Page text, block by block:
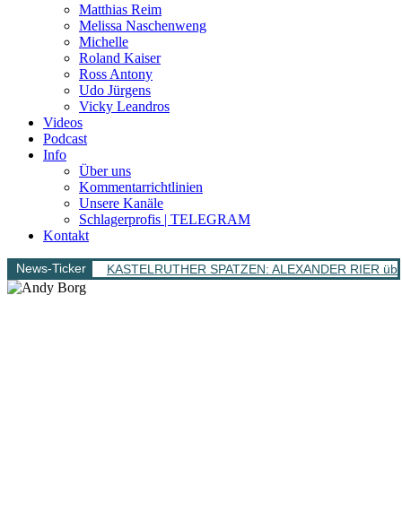
Matthias Reim
Melissa Naschenweng
Michelle
Roland Kaiser
Ross Antony
Udo Jürgens
Vicky Leandros
Videos
Podcast
Info
Über uns
Kommentarrichtlinien
Unsere Kanäle
Schlagerprofis | TELEGRAM
Kontakt
News-Ticker KASTELRUTHER SPATZEN: ALEXANDER RIER